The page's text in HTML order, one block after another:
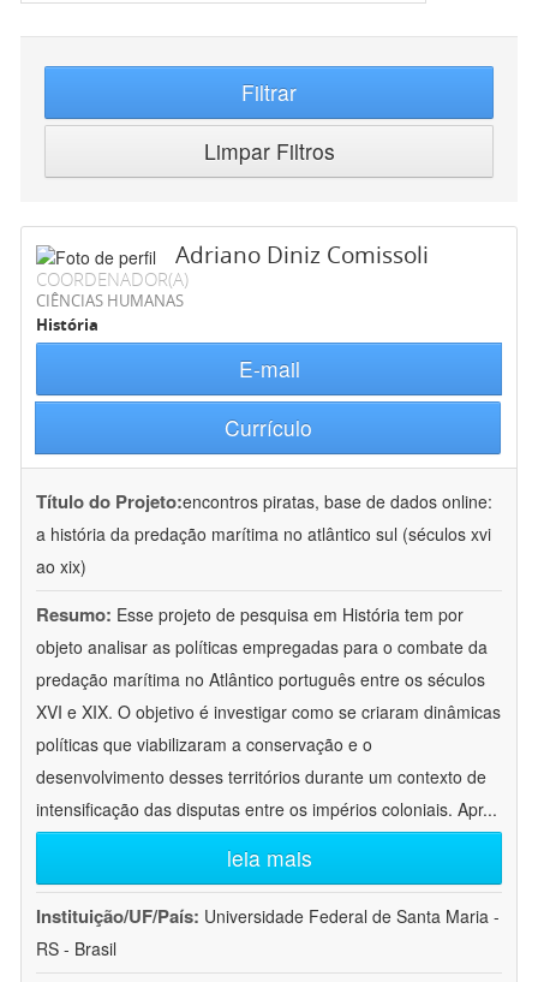
Filtrar
Limpar Filtros
Adriano Diniz Comissoli
COORDENADOR(A)
CIÊNCIAS HUMANAS
História
E-mail
Currículo
Título do Projeto:encontros piratas, base de dados online:
a história da predação marítima no atlântico sul (séculos xvi
ao xix)
Resumo: Esse projeto de pesquisa em História tem por
objeto analisar as políticas empregadas para o combate da
predação marítima no Atlântico português entre os séculos
XVI e XIX. O objetivo é investigar como se criaram dinâmicas
políticas que viabilizaram a conservação e o
desenvolvimento desses territórios durante um contexto de
intensificação das disputas entre os impérios coloniais. Apr...
leia mais
Instituição/UF/País: Universidade Federal de Santa Maria -
RS - Brasil